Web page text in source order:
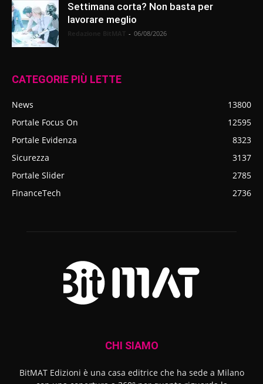
Settimana corta? Non basta per
lavorare meglio
- 06/08/2026
CATEGORIE PIÙ LETTE
News
13800
Portale Focus On
12595
Portale Evidenza
8323
Sicurezza
3137
Portale Slider
2785
FinanceTech
2736
CHI SIAMO
BitMAT Edizioni è una casa editrice che ha sede a Milano